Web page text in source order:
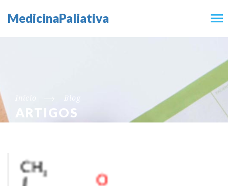
MedicinaPaliativa
Blog
ARTIGOS